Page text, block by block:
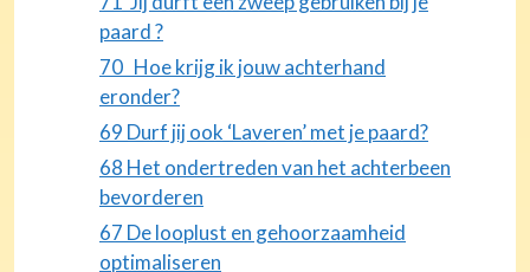
paard ?
70 Hoe krijg ik jouw achterhand
eronder?
69 Durf jij ook ‘Laveren’ met je paard?
68 Het ondertreden van het achterbeen
bevorderen
67 De looplust en gehoorzaamheid
optimaliseren